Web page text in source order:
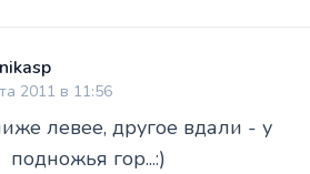
nikasp
2011 в 11:56
левее, другое вдали - у
подножья гор...:)